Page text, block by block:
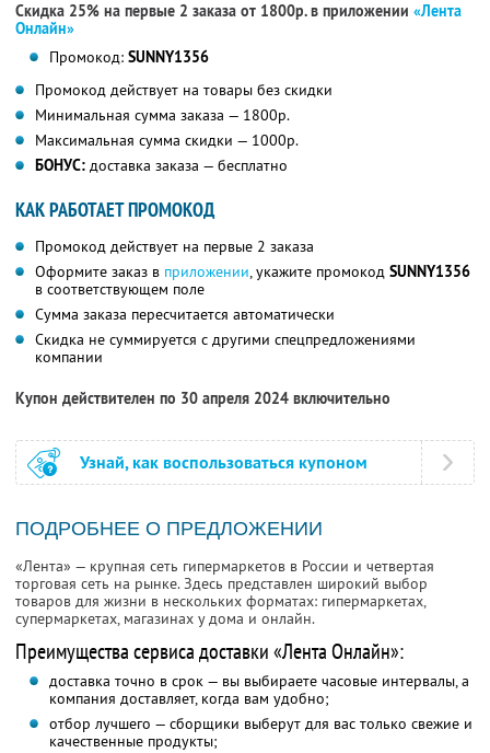
Скидка 25% на первые 2 заказа от 1800р. в приложении «Лента
Онлайн»
Промокод: SUNNY1356
Промокод действует на товары без скидки
Минимальная сумма заказа — 1800р.
Максимальная сумма скидки — 1000р.
БОНУС: доставка заказа — бесплатно
КАК РАБОТАЕТ ПРОМОКОД
Промокод действует на первые 2 заказа
Оформите заказ в приложении, укажите промокод SUNNY1356
в соответствующем поле
Сумма заказа пересчитается автоматически
Скидка не суммируется с другими спецпредложениями
компании
Купон действителен по 30 апреля 2024 включительно
Узнай, как воспользоваться купоном
ПОДРОБНЕЕ О ПРЕДЛОЖЕНИИ
«Лента» — крупная сеть гипермаркетов в России и четвертая
торговая сеть на рынке. Здесь представлен широкий выбор
товаров для жизни в нескольких форматах: гипермаркетах,
супермаркетах, магазинах у дома и онлайн.
Преимущества сервиса доставки «Лента Онлайн»:
доставка точно в срок — вы выбираете часовые интервалы, а
компания доставляет, когда вам удобно;
отбор лучшего — сборщики выберут для вас только свежие и
качественные продукты;